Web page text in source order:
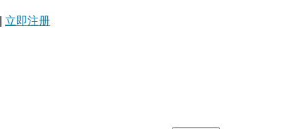
立即注册